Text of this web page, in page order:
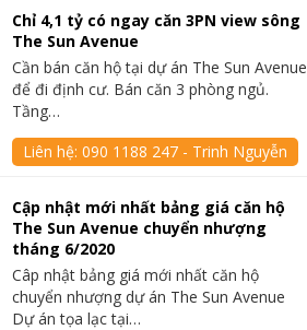
Chỉ 4,1 tỷ có ngay căn 3PN view sông
The Sun Avenue
Cần bán căn hộ tại dự án The Sun Avenue
để đi định cư. Bán căn 3 phòng ngủ.
Tầng…
Liên hệ:090 1188 247 - Trinh Nguyễn
Cập nhật mới nhất bảng giá căn hộ
The Sun Avenue chuyển nhượng
tháng 6/2020
Câp nhật bảng giá mới nhất căn hộ
chuyển nhượng dự án The Sun Avenue
Dự án tọa lạc tại…